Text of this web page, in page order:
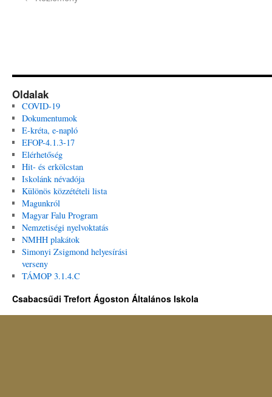
Oldalak
COVID-19
Dokumentumok
E-kréta, e-napló
EFOP-4.1.3-17
Elérhetőség
Hit- és erkölcstan
Iskolánk névadója
Különös közzétételi lista
Magunkról
Magyar Falu Program
Nemzetiségi nyelvoktatás
NMHH plakátok
Simonyi Zsigmond helyesírási
verseny
TÁMOP 3.1.4.C
Csabacsűdi Trefort Ágoston Általános Iskola